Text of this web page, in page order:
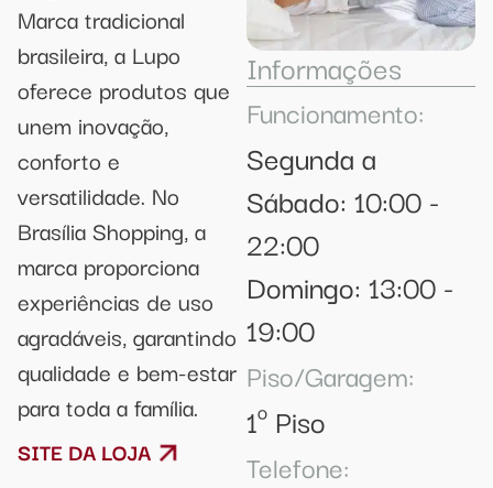
Marca tradicional
brasileira, a Lupo
oferece produtos que
unem inovação,
conforto e
versatilidade. No
Brasília Shopping, a
marca proporciona
experiências de uso
agradáveis, garantindo
qualidade e bem-estar
para toda a família.
SITE DA LOJA
Informações
Funcionamento:
Segunda a
Sábado: 10:00 -
22:00
Domingo: 13:00 -
19:00
Piso/Garagem:
1º Piso
Telefone: